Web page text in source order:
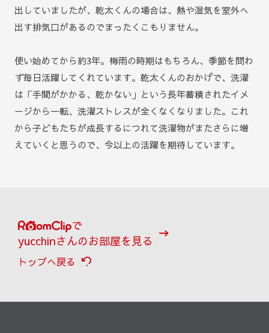
出していましたが、乾太くんの場合は、熱や湿気を室外へ
出す排気口があるのでまったくこもりません。
使い始めてから約3年。梅雨の時期はもちろん、季節を問わ
ず毎日活躍してくれています。乾太くんのおかげで、洗濯
は「手間がかかる、乾かない」という長年蓄積されたイメ
ージから一転、洗濯ストレスが全くなくなりました。これ
から子どもたちが成長するにつれて洗濯物がまたさらに増
えていくと思うので、今以上の活躍を期待しています。
で
yucchinさんのお部屋を見る
トップへ戻る